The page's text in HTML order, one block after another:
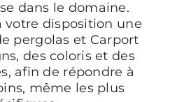
dans le domaine.
votre disposition une
pergolas et Carport
des coloris et des
afin de répondre à
même les plus